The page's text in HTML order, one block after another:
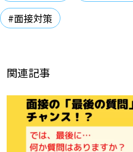
#面接対策
関連記事